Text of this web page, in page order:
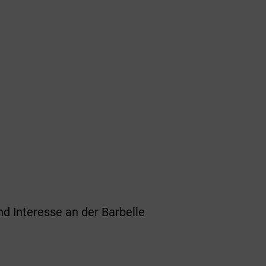
Interesse an der Barbelle